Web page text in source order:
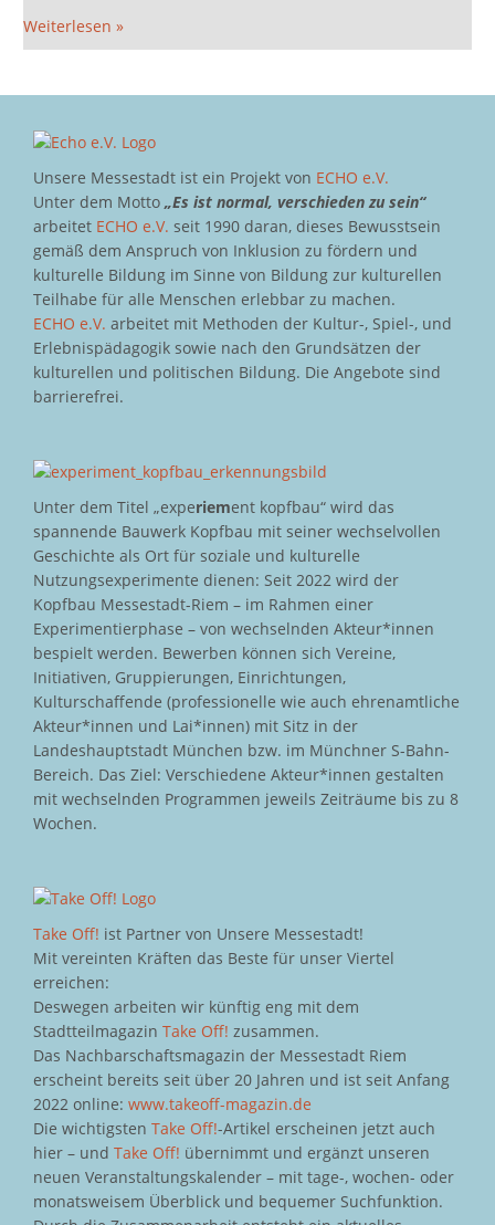
Weiterlesen »
Unsere Messestadt ist ein Projekt von ECHO e.V.
Unter dem Motto „Es ist normal, verschieden zu sein“
arbeitet ECHO e.V. seit 1990 daran, dieses Bewusstsein
gemäß dem Anspruch von Inklusion zu fördern und
kulturelle Bildung im Sinne von Bildung zur kulturellen
Teilhabe für alle Menschen erlebbar zu machen.
ECHO e.V. arbeitet mit Methoden der Kultur-, Spiel-, und
Erlebnispädagogik sowie nach den Grundsätzen der
kulturellen und politischen Bildung. Die Angebote sind
barrierefrei.
Unter dem Titel „experiement kopfbau“ wird das
spannende Bauwerk Kopfbau mit seiner wechselvollen
Geschichte als Ort für soziale und kulturelle
Nutzungsexperimente dienen: Seit 2022 wird der
Kopfbau Messestadt-Riem – im Rahmen einer
Experimentierphase – von wechselnden Akteur*innen
bespielt werden. Bewerben können sich Vereine,
Initiativen, Gruppierungen, Einrichtungen,
Kulturschaffende (professionelle wie auch ehrenamtliche
Akteur*innen und Lai*innen) mit Sitz in der
Landeshauptstadt München bzw. im Münchner S-Bahn-
Bereich. Das Ziel: Verschiedene Akteur*innen gestalten
mit wechselnden Programmen jeweils Zeiträume bis zu 8
Wochen.
Take Off! ist Partner von Unsere Messestadt!
Mit vereinten Kräften das Beste für unser Viertel
erreichen:
Deswegen arbeiten wir künftig eng mit dem
Stadtteilmagazin Take Off! zusammen.
Das Nachbarschaftsmagazin der Messestadt Riem
erscheint bereits seit über 20 Jahren und ist seit Anfang
2022 online: www.takeoff-magazin.de
Die wichtigsten Take Off!-Artikel erscheinen jetzt auch
hier – und Take Off! übernimmt und ergänzt unseren
neuen Veranstaltungskalender – mit tage-, wochen- oder
monatsweisem Überblick und bequemer Suchfunktion.